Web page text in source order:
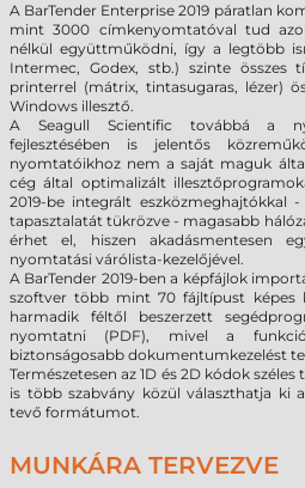
A BarTender Enterprise 2019 páratlan
mint 3000 címkenyomtatóval tud
nélkül együttműködni, így a legtöbb
Intermec, Godex, stb.) szinte összes
printerrel (mátrix, tintasugaras, lézer)
Windows illesztő.
A Seagull Scientific továbbá a
fejlesztésében is jelentős
nyomtatóikhoz nem a saját maguk
cég által optimalizált
2019-be integrált
tapasztalatát tükrözve - magasabb
érhet el, hiszen akadásmentesen
nyomtatási várólista-kezelőjével.
A BarTender 2019-ben a képfájlok
szoftver több mint 70 fájltípust képes
harmadik féltől beszerzett
nyomtatni (PDF), mivel a
biztonságosabb dokumentumkezelést
Természetesen az 1D és 2D kódok
is több szabvány közül választhatja ki
tevő formátumot.
MUNKÁRA TERVEZVE